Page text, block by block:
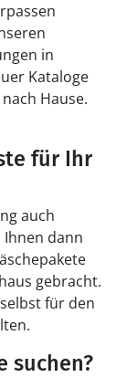
in
Kataloge
Hause.
für Ihr
auch
Ihnen dann
gebracht.
für den
suchen?